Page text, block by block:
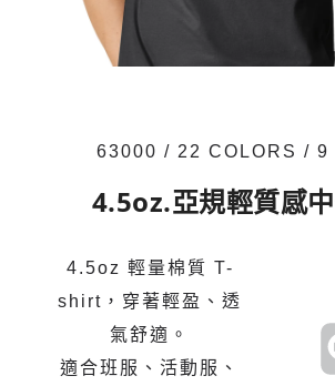
63000 / 22 COLORS / 9
4.5oz.亞規輕質感
4.5oz 輕量棉質 T-
shirt，穿著輕盈、透
氣舒適。
適合班服、活動服、